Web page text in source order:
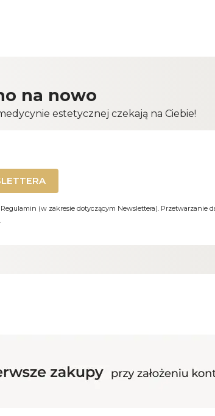
na nowo
estetycznej czekają na Ciebie!
(w zakresie dotyczącym Newslettera). Przetwarzanie